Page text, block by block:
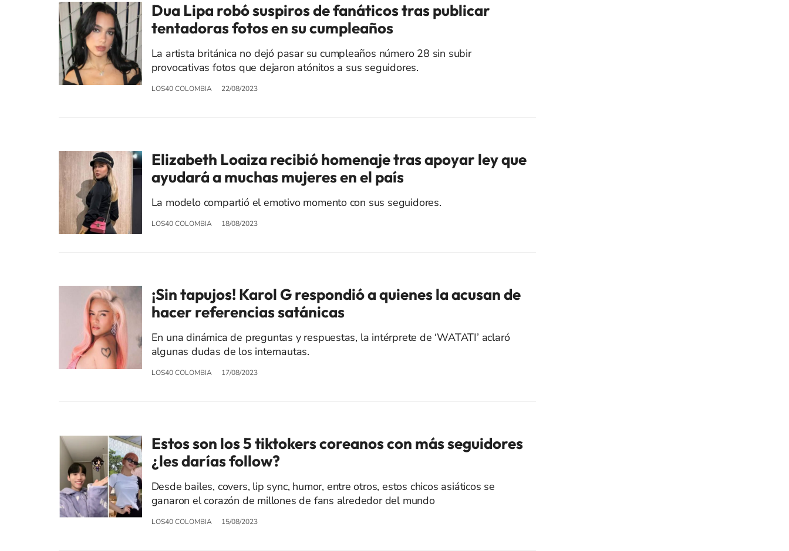
Dua Lipa robó suspiros de fanáticos tras publicar
tentadoras fotos en su cumpleaños
La artista británica no dejó pasar su cumpleaños número 28 sin subir
provocativas fotos que dejaron atónitos a sus seguidores.
LOS40 COLOMBIA 22/08/2023
Elizabeth Loaiza recibió homenaje tras apoyar ley que
ayudará a muchas mujeres en el país
La modelo compartió el emotivo momento con sus seguidores.
LOS40 COLOMBIA 18/08/2023
¡Sin tapujos! Karol G respondió a quienes la acusan de
hacer referencias satánicas
En una dinámica de preguntas y respuestas, la intérprete de ‘WATATI’ aclaró
algunas dudas de los internautas.
LOS40 COLOMBIA 17/08/2023
Estos son los 5 tiktokers coreanos con más seguidores
¿les darías follow?
Desde bailes, covers, lip sync, humor, entre otros, estos chicos asiáticos se
ganaron el corazón de millones de fans alrededor del mundo
LOS40 COLOMBIA 15/08/2023